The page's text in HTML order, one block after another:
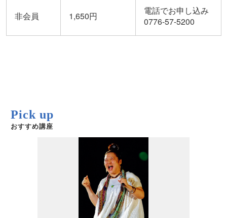
非会員 1,650円
電話でお申し込み
0776-57-5200
Pick up
おすすめ講座